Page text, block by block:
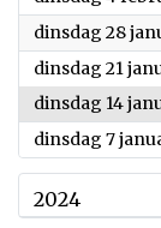
dinsdag 28
dinsdag 21
dinsdag 14
dinsdag 7
2024